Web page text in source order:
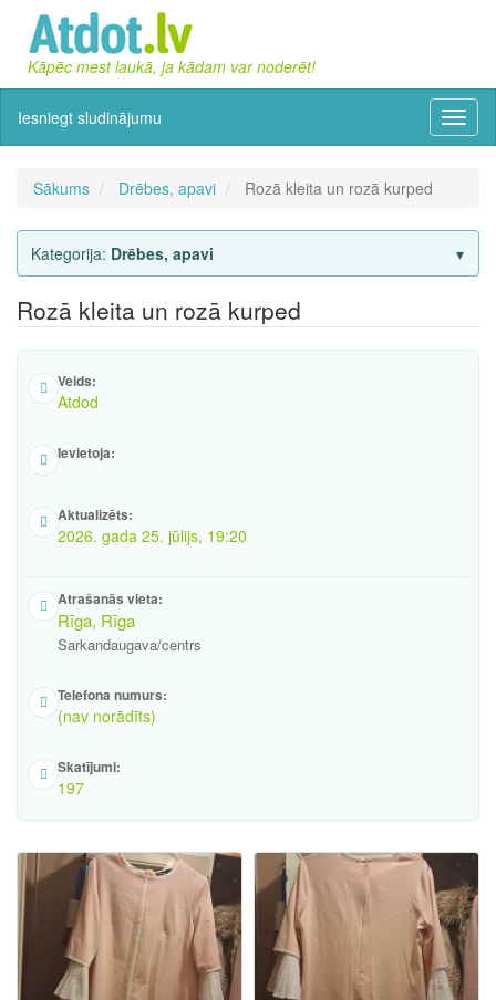
Kāpēc mest laukā, ja kādam var noderēt!
Iesniegt sludinājumu
Sākums Drēbes, apavi Rozā kleita un rozā kurped
Kategorija: Drēbes, apavi
Rozā kleita un rozā kurped
Veids:
Atdod
Ievietoja:
Aktualizēts:
2026. gada 25. jūlijs, 19:20
Atrašanās vieta:
Rīga, Rīga
Sarkandaugava/centrs
Telefona numurs:
(nav norādīts)
Skatījumi:
197